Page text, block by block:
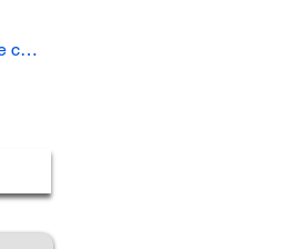
connecter